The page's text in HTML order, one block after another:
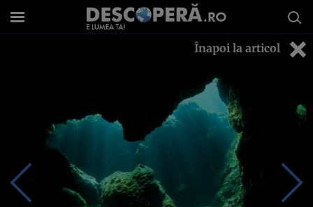
Înapoi la articol